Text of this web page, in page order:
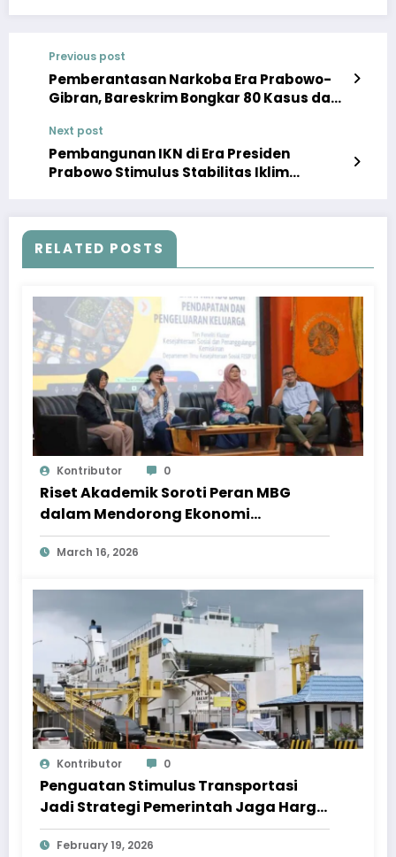
Previous post
Pemberantasan Narkoba Era Prabowo-
Gibran, Bareskrim Bongkar 80 Kasus dan
Next post
Pembangunan IKN di Era Presiden
Prabowo Stimulus Stabilitas Iklim
RELATED POSTS
Kontributor 0
Riset Akademik Soroti Peran MBG
dalam Mendorong Ekonomi
Masyarakat
March 16, 2026
Kontributor 0
Penguatan Stimulus Transportasi
Jadi Strategi Pemerintah Jaga Harga
Jelang Ramadan
February 19, 2026